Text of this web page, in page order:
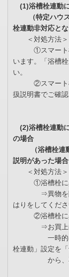
(1)浴槽栓連動
（特定ハウス
栓連動非対応とな
＜対処方法＞
①スマート機
います。「浴槽
い。
②スマート機
扱説明書でご確認
(2)浴槽栓連動
の場合
（浴槽栓連動
説明があった
＜対処方法＞
①浴槽栓に異
⇒異物を除去
はりをしてくださ
②浴槽栓に異
⇒お買上げの
一時的に湯は
栓連動」設定を
から、再度